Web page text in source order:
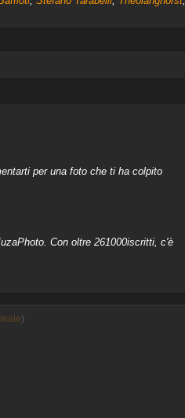
per una foto che ti ha colpito
Con oltre 261000iscritti, c'è
)